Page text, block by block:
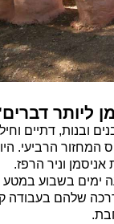
ליותר
ובנות, דתיים
המחזור הרביעי.
וניר הרפז.
ימים בשבוע במטע
שלהם בעבודה